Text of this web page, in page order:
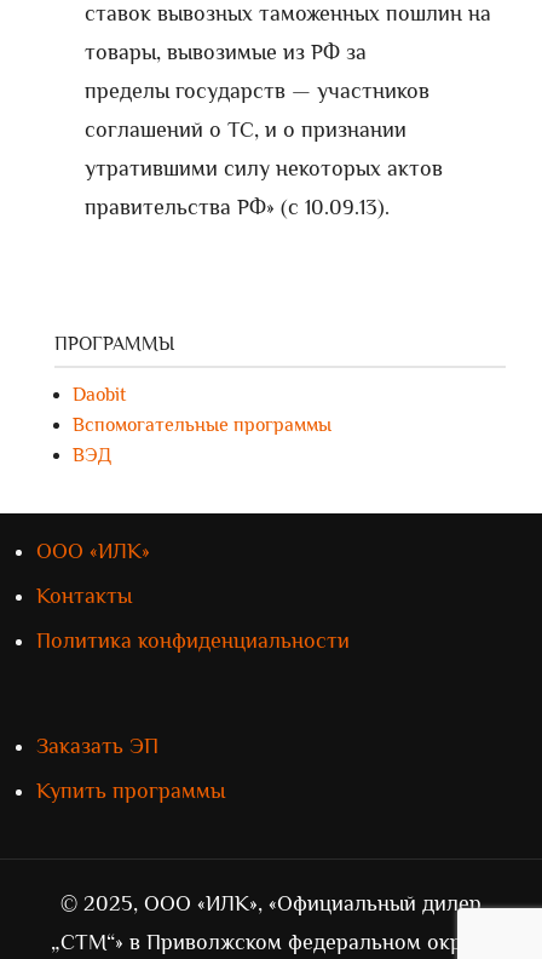
ставок вывозных таможенных пошлин на
товары, вывозимые из РФ за
пределы государств — участников
соглашений о ТС, и о признании
утратившими силу некоторых актов
правительства РФ» (с 10.09.13).
ПРОГРАММЫ
Daobit
Вспомогательные программы
ВЭД
ООО «ИЛК»
Контакты
Политика конфиденциальности
Заказать ЭП
Купить программы
© 2025, ООО «ИЛК», «Официальный дилер
„СТМ“» в Приволжском федеральном округе